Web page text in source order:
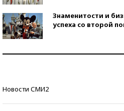
Знаменитости и
успеха со второй
Новости СМИ2